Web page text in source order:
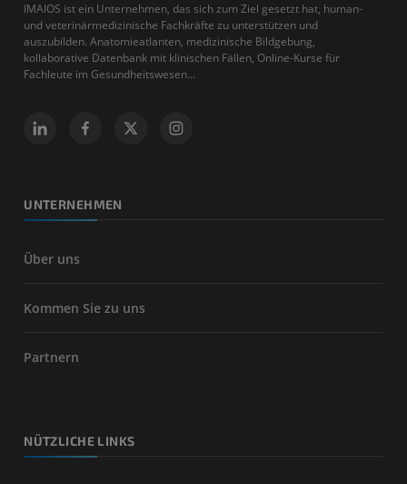
IMAIOS ist ein Unternehmen, das sich zum Ziel gesetzt hat, human-
und veterinärmedizinische Fachkräfte zu unterstützen und
auszubilden. Anatomieatlanten, medizinische Bildgebung,
kollaborative Datenbank mit klinischen Fällen, Online-Kurse für
Fachleute im Gesundheitswesen...
UNTERNEHMEN
Über uns
Kommen Sie zu uns
Partnern
NÜTZLICHE LINKS